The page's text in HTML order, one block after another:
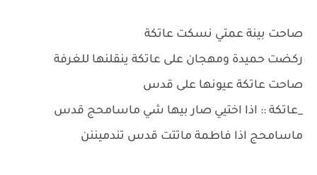
صاحت بينة عمتي نسكت عاتكة
ركضت حميدة ومهجان على عاتكة ينقلنها للغرفة
صاحت عاتكة عيونها على قدس
_عاتكة :: اذا اختيي صار بيها شي ماسامحج قدس
ماسامحج اذا فاطمة ماتتت قدس تندميننن